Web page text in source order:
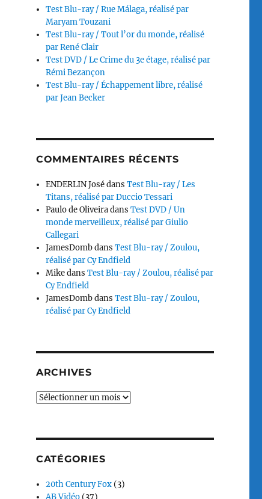
Test Blu-ray / Rue Málaga, réalisé par
Maryam Touzani
Test Blu-ray / Tout l’or du monde, réalisé
par René Clair
Test DVD / Le Crime du 3e étage, réalisé par
Rémi Bezançon
Test Blu-ray / Échappement libre, réalisé
par Jean Becker
COMMENTAIRES RÉCENTS
ENDERLIN JosédansTest Blu-ray / Les
Titans, réalisé par Duccio Tessari
Paulo de OliveiradansTest DVD / Un
monde merveilleux, réalisé par Giulio
Callegari
JamesDombdansTest Blu-ray / Zoulou,
réalisé par Cy Endfield
MikedansTest Blu-ray / Zoulou, réalisé par
Cy Endfield
JamesDombdansTest Blu-ray / Zoulou,
réalisé par Cy Endfield
ARCHIVES
Archives
CATÉGORIES
20th Century Fox (3)
AB Vidéo (37)